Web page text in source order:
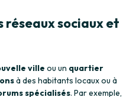
réseaux sociaux et
ville ou un quartier
à des habitants locaux ou à
spécialisés. Par exemple,